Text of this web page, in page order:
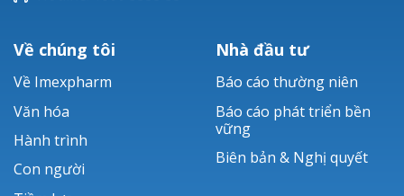
Về chúng tôi
Về Imexpharm
Văn hóa
Hành trình
Con người
Nhà đầu tư
Báo cáo thường niên
Báo cáo phát triển bền
vững
Biên bản & Nghị quyết